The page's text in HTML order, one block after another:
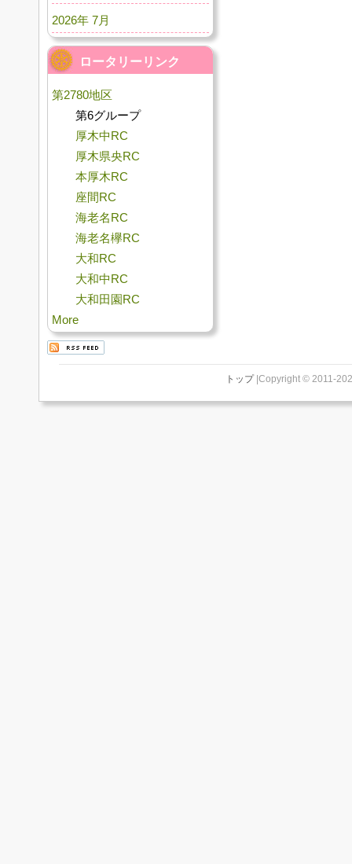
2026年 7月
ロータリーリンク
第2780地区
第6グループ
厚木中RC
厚木県央RC
本厚木RC
座間RC
海老名RC
海老名欅RC
大和RC
大和中RC
大和田園RC
More
トップ|Copyright © 2011-